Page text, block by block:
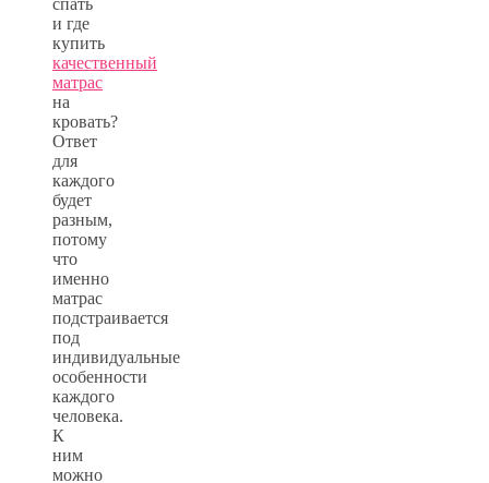
и где
купить
качественный
матрас
на
кровать?
Ответ
для
каждого
будет
разным,
потому
что
именно
матрас
подстраивается
под
индивидуальные
особенности
каждого
человека.
К
ним
можно